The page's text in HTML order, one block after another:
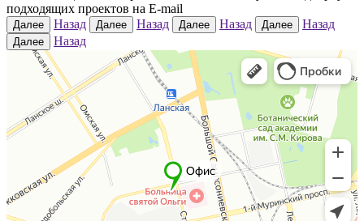
подходящих проектов на E-mail
Далее Назад Далее Назад Далее Назад Далее Назад
Далее Назад